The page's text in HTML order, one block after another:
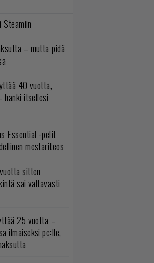
– mutta pidä
40 vuotta,
hanki itsellesi
Essential -pelit
mestariteos
sitten
sai valtavasti
25 vuotta –
ilmaiseksi pc:lle,